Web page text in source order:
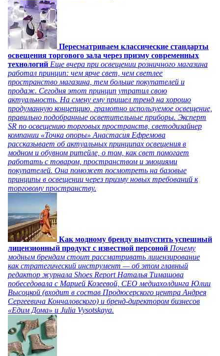
Пересматриваем классические стандарты
освещения торгового зала через призму современных
технологий Еще вчера при освещении розничного магазина
работал принцип: чем ярче свет, чем светлее
пространство магазина, тем больше покупателей и
продаж. Сегодня этот принцип утратил свою
актуальность. На смену ему пришел тренд на хорошо
продуманную концепцию, грамотно используемое освещение,
правильно подобранные осветительные приборы. Эксперт
SR по освещению торговых пространств, светодизайнер
компании «Точка опоры» Анастасия Ефремова
рассказывает об актуальных принципах освещения в
модном и обувном ритейле, о том, как свет помогает
работать с товаром, пространством и эмоциями
покупателей. Она поможет посмотреть на базовые
принципы в освещении через призму новых требований к
торговому пространству.
Как модному бренду выпустить успешный
лицензионный продукт с известной персоной Почему
модным брендам стоит рассматривать лицензирование
как стратегический инструмент — об этом главный
редактор журнала Shoes Report Наталья Тимашова
побеседовала с Марией Козеевой, СЕО медиахолдинга Юлии
Высоцкой (входит в состав Продюсерского центра Андрея
Сергеевича Кончаловского) и бренд-директором бизнесов
«Едим Дома» и Julia Vysotskaya.